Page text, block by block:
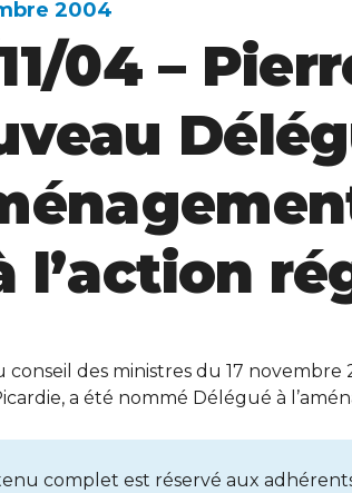
2004
04 –
l’action
conseil des ministres du 17
a été nommé Délégué à
complet est réservé aux